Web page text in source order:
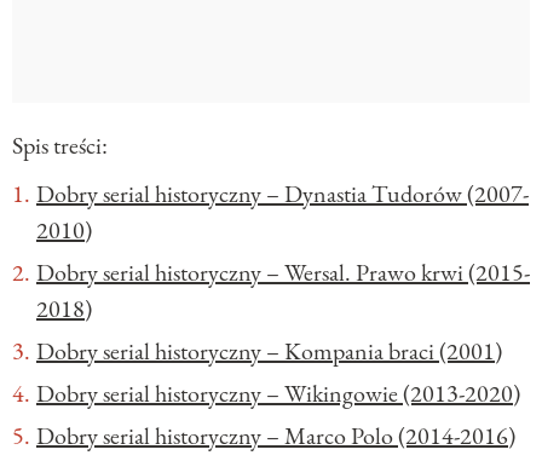
Spis treści:
Dobry serial historyczny – Dynastia Tudorów (2007-
2010)
Dobry serial historyczny – Wersal. Prawo krwi (2015-
2018)
Dobry serial historyczny – Kompania braci (2001)
Dobry serial historyczny – Wikingowie (2013-2020)
Dobry serial historyczny – Marco Polo (2014-2016)